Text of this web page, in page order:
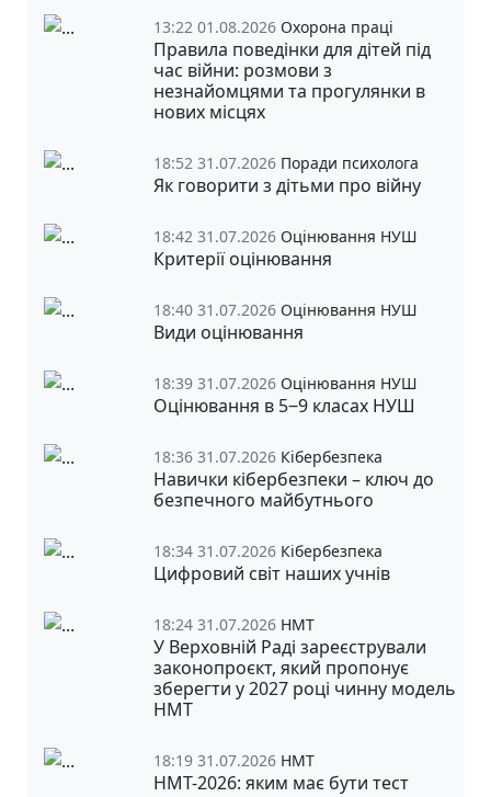
13:22 01.08.2026 Охорона праці
Правила поведінки для дітей під
час війни: розмови з
незнайомцями та прогулянки в
нових місцях
18:52 31.07.2026 Поради психолога
Як говорити з дітьми про війну
18:42 31.07.2026 Оцінювання НУШ
Критерії оцінювання
18:40 31.07.2026 Оцінювання НУШ
Види оцінювання
18:39 31.07.2026 Оцінювання НУШ
Оцінювання в 5‒9 класах НУШ
18:36 31.07.2026 Кібербезпека
Навички кібербезпеки – ключ до
безпечного майбутнього
18:34 31.07.2026 Кібербезпека
Цифровий світ наших учнів
18:24 31.07.2026 НМТ
У Верховній Раді зареєстрували
законопроєкт, який пропонує
зберегти у 2027 році чинну модель
НМТ
18:19 31.07.2026 НМТ
НМТ-2026: яким має бути тест